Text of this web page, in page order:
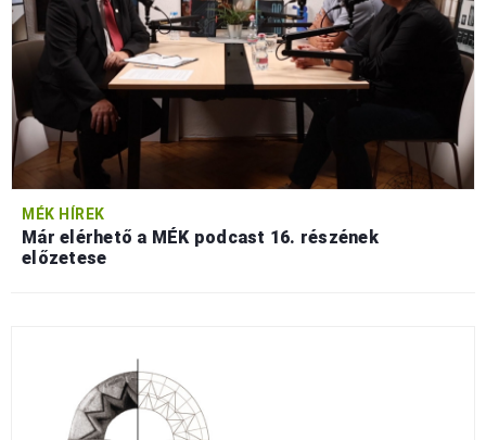
MÉK HÍREK
Már elérhető a MÉK podcast 16. részének
előzetese